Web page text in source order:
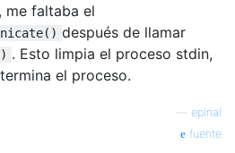
me faltaba el
después de llamar
. Esto limpia el proceso stdin,
el proceso.
epinal
fuente